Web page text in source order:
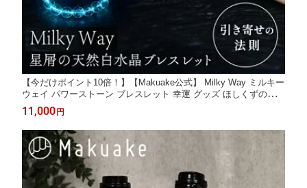
【今だけポイント10倍！】【Makuake公式】 Milky Way ミルキー
ウェイ パワーストーン ブレスレット 幸運 グッズ ほしくずのこと
わり 天然 白水晶 水晶 天然石 開運 金運 幸運 ジュエリー 輝石 メ
ンズ レディース 日本製 マクアケ Makuake
11,000 円